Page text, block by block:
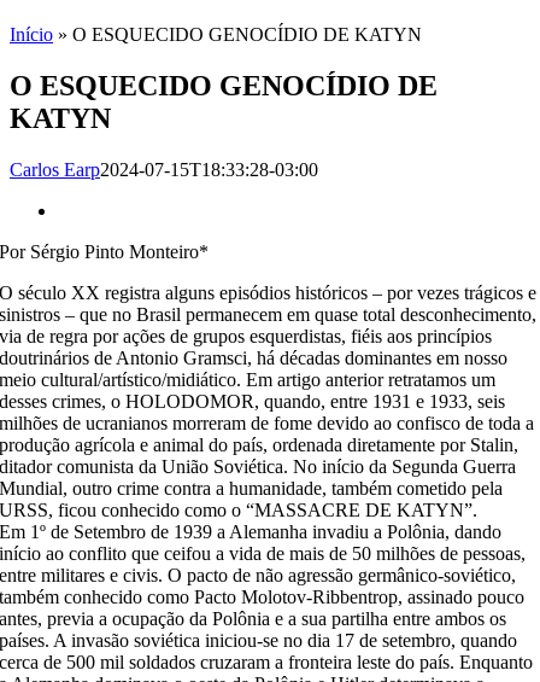
Início » O ESQUECIDO GENOCÍDIO DE KATYN
O ESQUECIDO GENOCÍDIO DE
KATYN
Carlos Earp2024-07-15T18:33:28-03:00
Maior
Por Sérgio Pinto Monteiro*
O século XX registra alguns episódios históricos – por vezes trágicos e
sinistros – que no Brasil permanecem em quase total desconhecimento,
via de regra por ações de grupos esquerdistas, fiéis aos princípios
doutrinários de Antonio Gramsci, há décadas dominantes em nosso
meio cultural/artístico/midiático. Em artigo anterior retratamos um
desses crimes, o HOLODOMOR, quando, entre 1931 e 1933, seis
milhões de ucranianos morreram de fome devido ao confisco de toda a
produção agrícola e animal do país, ordenada diretamente por Stalin,
ditador comunista da União Soviética. No início da Segunda Guerra
Mundial, outro crime contra a humanidade, também cometido pela
URSS, ficou conhecido como o “MASSACRE DE KATYN”.
Em 1º de Setembro de 1939 a Alemanha invadiu a Polônia, dando
início ao conflito que ceifou a vida de mais de 50 milhões de pessoas,
entre militares e civis. O pacto de não agressão germânico-soviético,
também conhecido como Pacto Molotov-Ribbentrop, assinado pouco
antes, previa a ocupação da Polônia e a sua partilha entre ambos os
países. A invasão soviética iniciou-se no dia 17 de setembro, quando
cerca de 500 mil soldados cruzaram a fronteira leste do país. Enquanto